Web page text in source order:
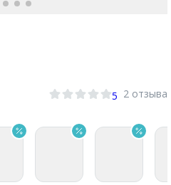
5 2 отзыва